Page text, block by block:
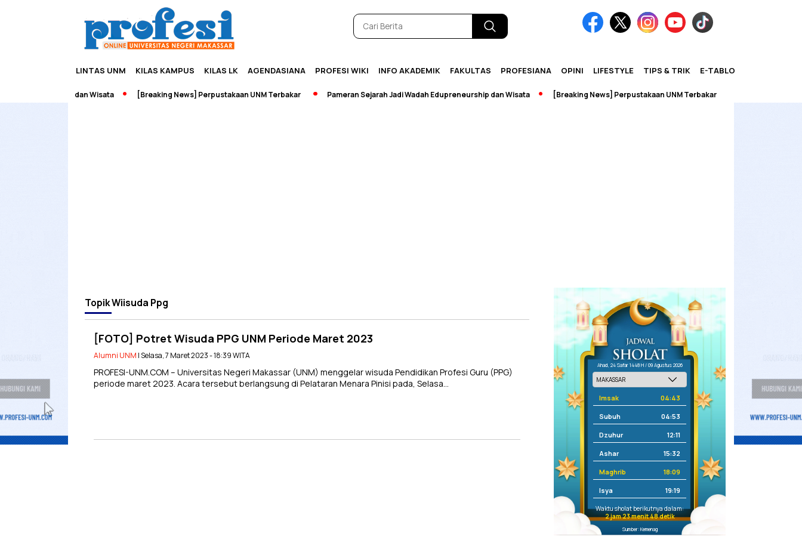
LINTAS UNM KILAS KAMPUS KILAS LK AGENDASIANA PROFESI WIKI INFO AKADEMIK FAKULTAS PROFESIANA OPINI LIFESTYLE TIPS & TRIK E-TABLOID
dan Wisata [Breaking News] Perpustakaan UNM Terbakar Pameran Sejarah Jadi Wadah Edupreneurship dan Wisata [Breaking News] Perpustakaan UNM Terbakar
TopikWiisuda Ppg
[FOTO] Potret Wisuda PPG UNM Periode Maret 2023
Alumni UNM | Selasa, 7 Maret 2023 - 18:39 WITA
PROFESI-UNM.COM – Universitas Negeri Makassar (UNM) menggelar wisuda Pendidikan Profesi Guru (PPG)
periode maret 2023. Acara tersebut berlangsung di Pelataran Menara Pinisi pada, Selasa…
Ahad, 24 Safar 1448 H / 09 Agustus 2026
Imsak 04:43
Subuh 04:53
Dzuhur 12:11
Ashar 15:32
Maghrib 18:09
Isya 19:19
Waktu sholat berikutnya dalam:
2 jam 23 menit 48 detik
Sumber: Kemenag